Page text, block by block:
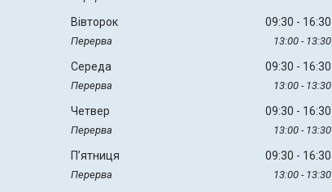
Вівторок 09:30 16:30
13:00 13:30
Середа 09:30 16:30
13:00 13:30
Четвер 09:30 16:30
13:00 13:30
Пʼятниця 09:30 16:30
13:00 13:30